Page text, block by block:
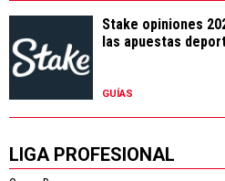
Stake opiniones
las apuestas
GUÍAS
LIGA PROFESIONAL